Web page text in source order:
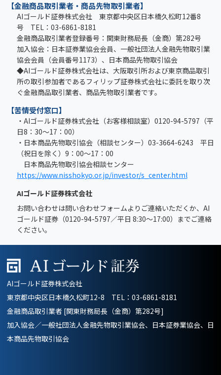
【金融商品取引業者・商品先物取引業者】
AIゴールド証券株式会社 東京都中央区日本橋久松町12番8
号 TEL：03-6861-8181
金融商品取引業者登録番号：関東財務局長（金商）第282号
加入協会：日本証券業協会会員、一般社団法人金融先物取引業
協会会員（会員番号1173）、日本商品先物取引協会
◆AIゴールド証券株式会社は、大阪取引所および東京商品取引
所の取引参加者であるフィリップ証券株式会社に委託を取り次
ぐ金融商品取引業者、商品先物取引業者です。
【苦情受付窓口】
・AIゴールド証券株式会社（お客様相談室）0120-94-5797（平
日8：30～17：00）
・日本商品先物取引協会（相談センター）03-3664-6243 平日
（祝日を除く）9：00～17：00
日本商品先物取引協会相談センター
https://www.nisshokyo.or.jp/investor/s_center.html
AIゴールド証券株式会社
お問い合わせは問い合わせフォームよりご連絡いただくか、AI
ゴールド証券（0120-94-5797／平日 8:30～17:00）までご連絡
ください。
AIゴールド証券株式会社
東京都中央区日本橋久松町12-8 TEL： 03-6861-8181
金融商品取引業者 [関東財務局長（金商）第282号]
加入協会／一般社団法人金融先物取引業協会、日本証券業協会、日
本商品先物取引協会